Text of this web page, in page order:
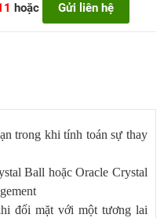
hoặc Gửi liên hệ
trong khi tính toán sự thay
Ball hoặc Oracle Crystal
đối mặt với một tương lai